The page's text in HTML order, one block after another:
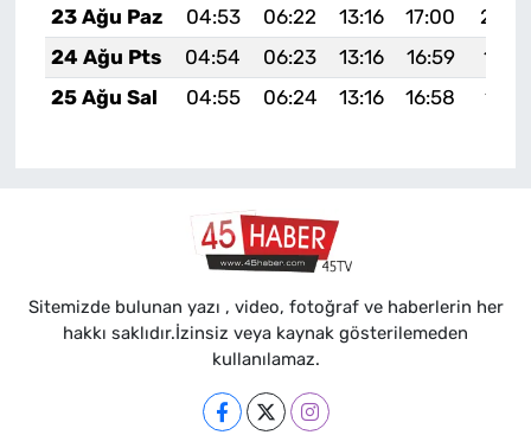
23 Ağu Paz
04:53 06:22 13:16 17:00
24 Ağu Pts
04:54 06:23 13:16 16:59
25 Ağu Sal
04:55 06:24 13:16 16:58 19:57
Sitemizde bulunan yazı , video, fotoğraf ve haberlerin her
hakkı saklıdır.İzinsiz veya kaynak gösterilemeden
kullanılamaz.